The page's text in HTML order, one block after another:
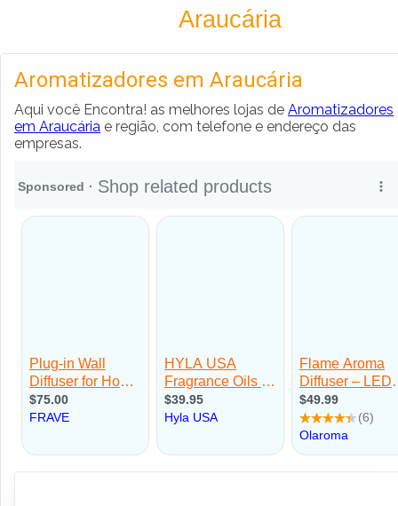
EncontraAraucária
Criar conta
Aromatizadores em Araucária
Aqui você Encontra! as melhores lojas de Aromatizadores
em Araucária e região, com telefone e endereço das
empresas.